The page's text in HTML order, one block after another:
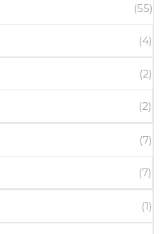
(55)
(4)
(2)
(2)
(7)
(7)
(1)